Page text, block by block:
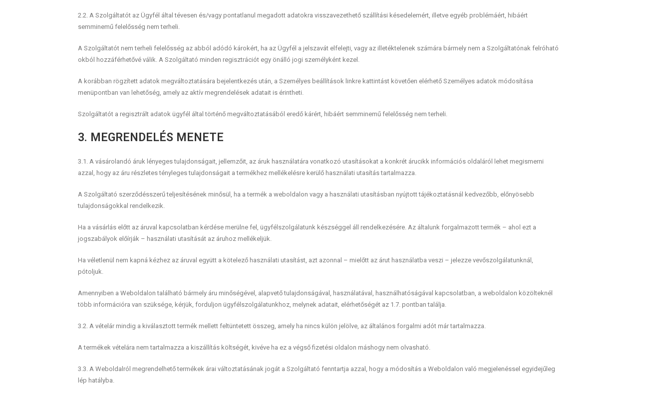
2.2. A Szolgáltatót az Ügyfél által tévesen és/vagy pontatlanul megadott adatokra visszavezethető szállítási késedelemért, illetve egyéb problémáért, hibáért
semminemű felelősség nem terheli.
A Szolgáltatót nem terheli felelősség az abból adódó károkért, ha az Ügyfél a jelszavát elfelejti, vagy az illetéktelenek számára bármely nem a Szolgáltatónak felróható
okból hozzáférhetővé válik. A Szolgáltató minden regisztrációt egy önálló jogi személyként kezel.
A korábban rögzített adatok megváltoztatására bejelentkezés után, a Személyes beállítások linkre kattintást követően elérhető Személyes adatok módosítása
menüpontban van lehetőség, amely az aktív megrendelések adatait is érintheti.
Szolgáltatót a regisztrált adatok ügyfél által történő megváltoztatásából eredő kárért, hibáért semminemű felelősség nem terheli.
3. MEGRENDELÉS MENETE
3.1. A vásárolandó áruk lényeges tulajdonságait, jellemzőit, az áruk használatára vonatkozó utasításokat a konkrét árucikk információs oldaláról lehet megismerni
azzal, hogy az áru részletes tényleges tulajdonságait a termékhez mellékelésre kerülő használati utasítás tartalmazza.
A Szolgáltató szerződésszerű teljesítésének minősül, ha a termék a weboldalon vagy a használati utasításban nyújtott tájékoztatásnál kedvezőbb, előnyösebb
tulajdonságokkal rendelkezik.
Ha a vásárlás előtt az áruval kapcsolatban kérdése merülne fel, ügyfélszolgálatunk készséggel áll rendelkezésére. Az általunk forgalmazott termék – ahol ezt a
jogszabályok előírják – használati utasítását az áruhoz mellékeljük.
Ha véletlenül nem kapná kézhez az áruval együtt a kötelező használati utasítást, azt azonnal – mielőtt az árut használatba veszi – jelezze vevőszolgálatunknál,
pótoljuk.
Amennyiben a Weboldalon található bármely áru minőségével, alapvető tulajdonságával, használatával, használhatóságával kapcsolatban, a weboldalon közölteknél
több információra van szüksége, kérjük, forduljon ügyfélszolgálatunkhoz, melynek adatait, elérhetőségét az 1.7. pontban találja.
3.2. A vételár mindig a kiválasztott termék mellett feltüntetett összeg, amely ha nincs külön jelölve, az általános forgalmi adót már tartalmazza.
A termékek vételára nem tartalmazza a kiszállítás költségét, kivéve ha ez a végső fizetési oldalon máshogy nem olvasható.
3.3. A Weboldalról megrendelhető termékek árai változtatásának jogát a Szolgáltató fenntartja azzal, hogy a módosítás a Weboldalon való megjelenéssel egyidejűleg
lép hatályba.